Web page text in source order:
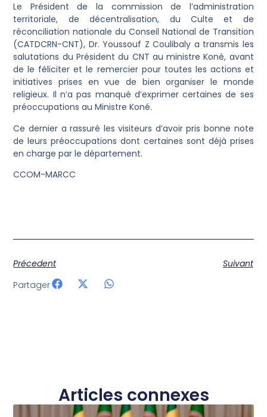
Le Président de la commission de l’administration
territoriale, de décentralisation, du Culte et de
réconciliation nationale du Conseil National de Transition
(CATDCRN-CNT), Dr. Youssouf Z Coulibaly a transmis les
salutations du Président du CNT au ministre Koné, avant
de le féliciter et le remercier pour toutes les actions et
initiatives prises en vue de bien organiser le monde
religieux. Il n’a pas manqué d’exprimer certaines de ses
préoccupations au Ministre Koné.
Ce dernier a rassuré les visiteurs d’avoir pris bonne note
de leurs préoccupations dont certaines sont déjà prises
en charge par le département.
CCOM-MARCC
Précedent
Suivant
Partager
Articles connexes